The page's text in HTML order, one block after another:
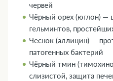
червей
Чёрный орех (юглон) —
гельминтов,
Чеснок (аллицин) —
патогенных бактерий
Чёрный тмин
слизистой, защита